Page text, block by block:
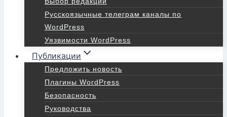
Русскоязычные телеграм каналы по
WordPress
Уязвимости WordPress
Публикации
Предложить новость
Плагины WordPress
Безопасность
Руководства